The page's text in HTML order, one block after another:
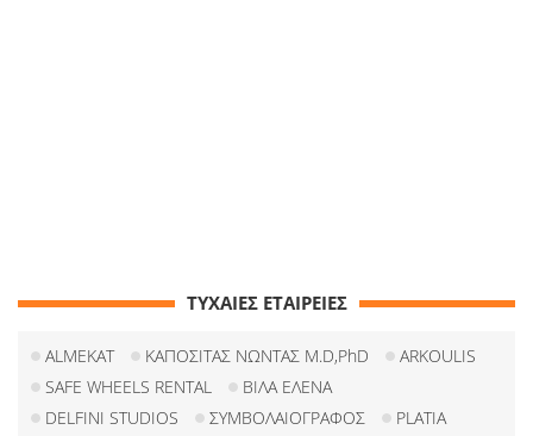
ΤΥΧΑΙΕΣ ΕΤΑΙΡΕΙΕΣ
ALMEKAT ΚΑΠΟΣΙΤΑΣ ΝΩΝΤΑΣ M.D,PhD
ARKOULIS
SAFE WHEELS RENTAL
ΒΙΛΑ ΕΛΕΝΑ
DELFINI STUDIOS
ΣΥΜΒΟΛΑΙΟΓΡΑΦΟΣ
PLATIA